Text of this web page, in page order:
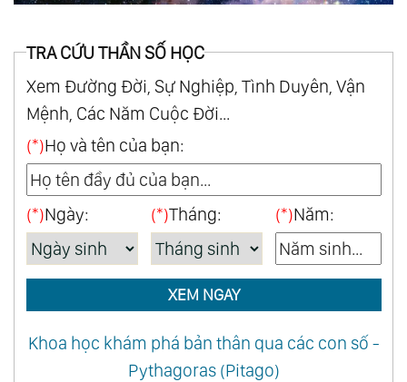
TRA CỨU THẦN SỐ HỌC
Xem Đường Đời, Sự Nghiệp, Tình Duyên, Vận
Mệnh, Các Năm Cuộc Đời...
(*)Họ và tên của bạn:
(*)Ngày: (*)Tháng: (*)Năm:
XEM NGAY
Khoa học khám phá bản thân qua các con số -
Pythagoras (Pitago)